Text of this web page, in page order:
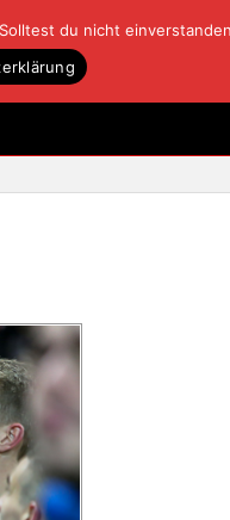
du nicht